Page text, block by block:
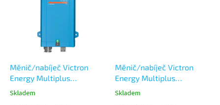
Měnič/nabíječ Victron
Energy Multiplus
12V/1200VA/50A-16A
Skladem
Měnič/nabíječ Victron
Energy Multiplus
12V/1600VA/70A-16A
Skladem